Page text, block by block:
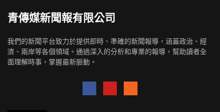
青傳媒新聞報有限公司
我們的新聞平台致力於提供即時、準確的新聞報導，涵蓋政治、經
濟、兩岸等各個領域。通過深入的分析和專業的報導，幫助讀者全
面理解時事，掌握最新脈動。